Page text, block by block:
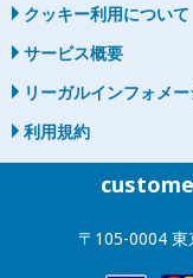
クッキー利用について
サービス概要
リーガルインフォメ
利用規約
〒105-0004